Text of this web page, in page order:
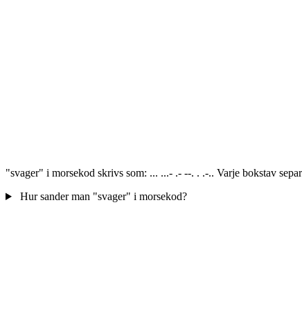
"svager" i morsekod skrivs som: ... ...- .- --. . .-.. Varje bokstav
Hur sander man "svager" i morsekod?